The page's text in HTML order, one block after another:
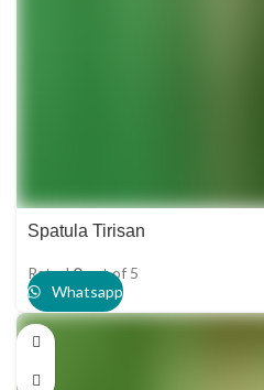
Spatula Tirisan
Rated0out of 5
Whatsapp